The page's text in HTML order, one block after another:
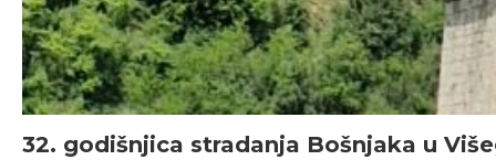
32. godišnjica stradanja Bošnjaka u